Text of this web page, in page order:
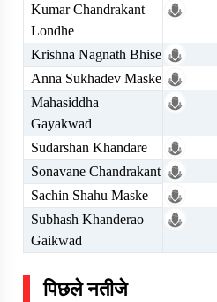
Kumar Chandrakant
Londhe
Krishna Nagnath Bhise
Anna Sukhadev Maske
Mahasiddha
Gayakwad
Sudarshan Khandare
Sonavane Chandrakant
Sachin Shahu Maske
Subhash Khanderao
Gaikwad
पिछले नतीजे